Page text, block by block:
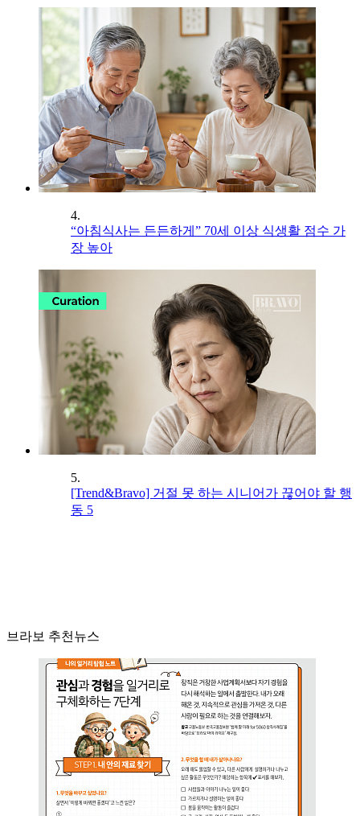
4.
“아침식사는 든든하게” 70세 이상 식생활 점수 가
장 높아
5.
[Trend&Bravo] 거절 못 하는 시니어가 끊어야 할 행
동 5
브라보 추천뉴스